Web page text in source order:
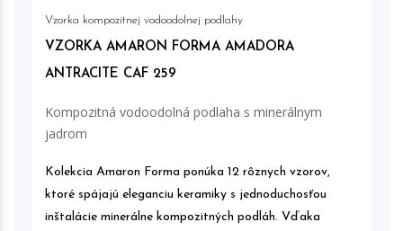
Vzorka kompozitnej vodoodolnej podlahy
VZORKA AMARON FORMA AMADORA
ANTRACITE CAF 259
Kompozitná vodoodolná podlaha s minerálnym
jadrom
Kolekcia Amaron Forma ponúka 12 rôznych vzorov,
ktoré spájajú eleganciu keramiky s jednoduchosťou
inštalácie minerálne kompozitných podláh. Vďaka